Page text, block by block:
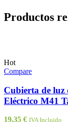
Productos
Hot
Compare
Cubierta de luz
Eléctrico M41
19,35 € IVA Incluido